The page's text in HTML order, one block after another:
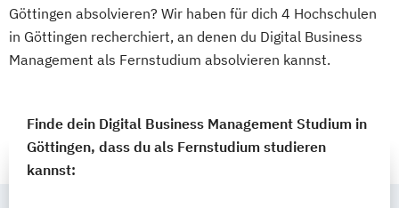
Göttingen absolvieren? Wir haben für dich 4 Hochschulen
in Göttingen recherchiert, an denen du Digital Business
Management als Fernstudium absolvieren kannst.
Finde dein Digital Business Management Studium in
Göttingen, dass du als Fernstudium studieren
kannst: